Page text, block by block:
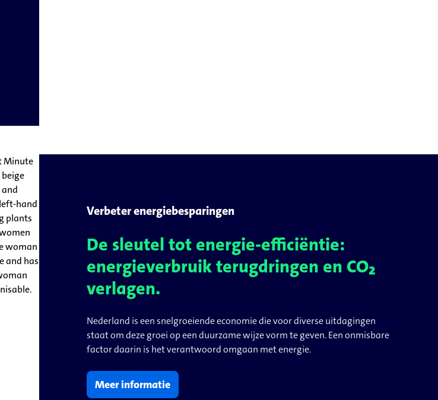
Verbeter energiebesparingen
De sleutel tot energie-efficiëntie:
energieverbruik terugdringen en CO₂
verlagen.
Nederland is een snelgroeiende economie die voor diverse uitdagingen
staat om deze groei op een duurzame wijze vorm te geven. Een onmisbare
factor daarin is het verantwoord omgaan met energie.
Meer informatie